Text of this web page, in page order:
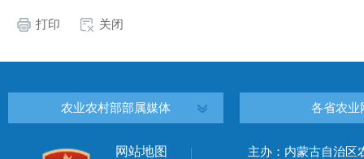
打印 关闭
农业农村部部属媒体 各省农业
网站地图
主办：内蒙古自治